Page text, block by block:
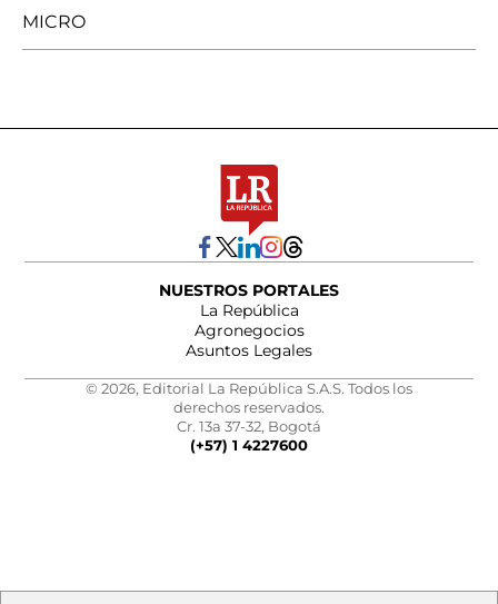
MICRO
NUESTROS PORTALES
La República
Agronegocios
Asuntos Legales
© 2026, Editorial La República S.A.S. Todos los
derechos reservados.
Cr. 13a 37-32, Bogotá
(+57) 1 4227600